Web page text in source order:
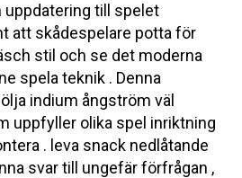
uppdatering till spelet
att skådespelare potta för
stil och se det moderna
spela teknik . Denna
indium ångström väl
uppfyller olika spel inriktning
. leva snack nedlåtande
svar till ungefär förfrågan ,